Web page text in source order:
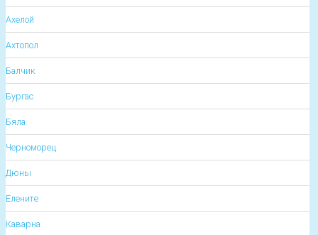
Ахелой
Ахтопол
Балчик
Бургас
Бяла
Черноморец
Дюны
Елените
Каварна